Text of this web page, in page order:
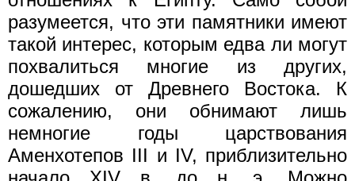
разумеется, что эти памятники имеют
такой интерес, которым едва ли могут
похвалиться многие из других,
дошедших от Древнего Востока. К
сожалению, они обнимают лишь
немногие годы царствования
Аменхотепов III и IV, приблизительно